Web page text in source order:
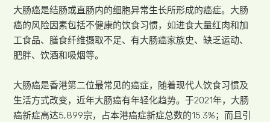
大肠癌是结肠或直肠内的细胞异常生长所形成的癌症。大肠
癌的风险因素包括不健康的饮食习惯，如进食大量红肉和加
工食品、膳食纤维摄取不足、有大肠癌家族史、缺乏运动、
肥胖、饮酒和吸烟等。
大肠癌是香港第二位最常见的癌症，随着现代人饮食习惯及
生活方式改变，近年大肠癌有年轻化趋势。于2021年，大肠
癌新症高达5,899宗，占本港癌症新症总数的15.3%；而且引